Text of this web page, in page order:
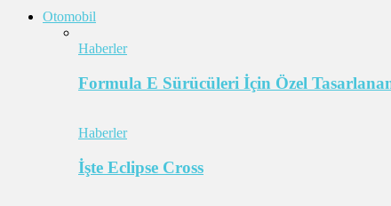
Otomobil
Haberler
Formula E Sürücüleri İçin Özel
Haberler
İşte Eclipse Cross